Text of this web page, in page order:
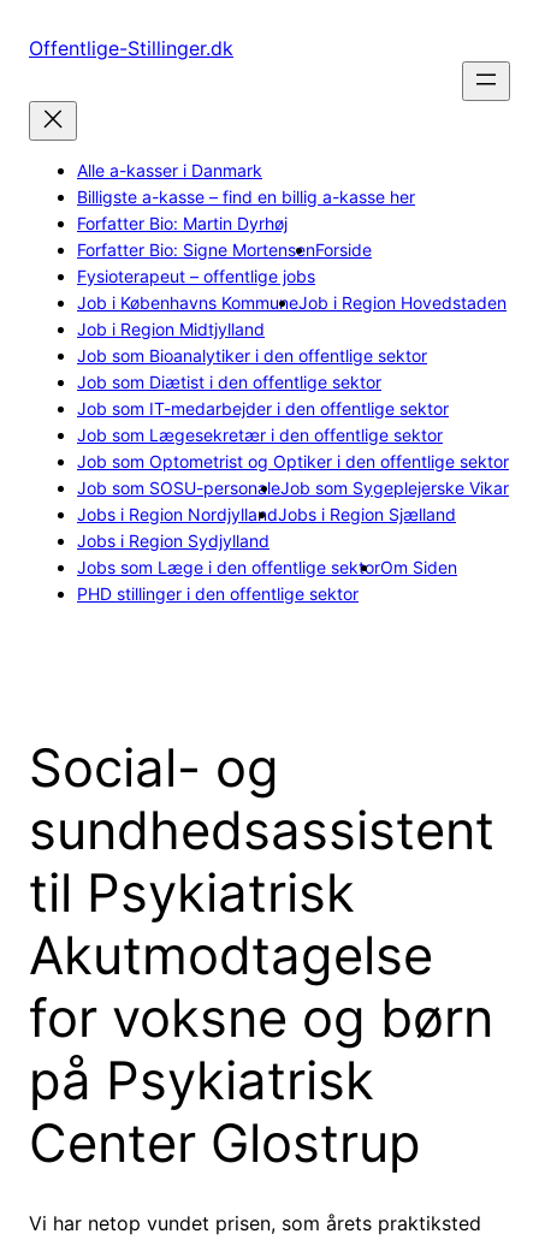
Offentlige-Stillinger.dk
Alle a-kasser i Danmark
Billigste a-kasse – find en billig a-kasse her
Forfatter Bio: Martin Dyrhøj
Forfatter Bio: Signe MortensenForside
Fysioterapeut – offentlige jobs
Job i Københavns KommuneJob i Region Hovedstaden
Job i Region Midtjylland
Job som Bioanalytiker i den offentlige sektor
Job som Diætist i den offentlige sektor
Job som IT-medarbejder i den offentlige sektor
Job som Lægesekretær i den offentlige sektor
Job som Optometrist og Optiker i den offentlige sektor
Job som SOSU-personaleJob som Sygeplejerske Vikar
Jobs i Region NordjyllandJobs i Region Sjælland
Jobs i Region Sydjylland
Jobs som Læge i den offentlige sektorOm Siden
PHD stillinger i den offentlige sektor
Social- og
sundhedsassistent
til Psykiatrisk
Akutmodtagelse
for voksne og børn
på Psykiatrisk
Center Glostrup
Vi har netop vundet prisen, som årets praktiksted